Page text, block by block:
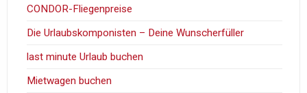
CONDOR-Fliegenpreise
Die Urlaubskomponisten – Deine Wunscherfüller
last minute Urlaub buchen
Mietwagen buchen